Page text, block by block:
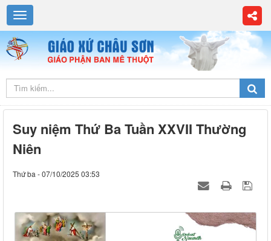
Suy niệm Thứ Ba Tuần XXVII Thường
Niên
Thứ ba - 07/10/2025 03:53